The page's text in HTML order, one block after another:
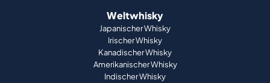
Weltwhisky
Japanischer Whisky
Irischer Whisky
Kanadischer Whisky
Amerikanischer Whisky
Indischer Whisky